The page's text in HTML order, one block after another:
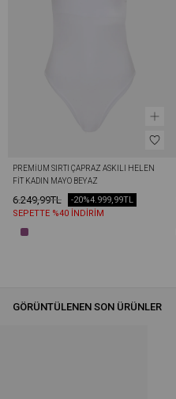
GÖRÜNTÜLENEN SON ÜRÜNLER
PREMIUM SIRTI ÇAPRAZ ASKILI HELEN
FIT KADIN MAYO BEYAZ
6.249,99TL 4.999,99TL
-20%
SEPETTE %40 İNDİRİM